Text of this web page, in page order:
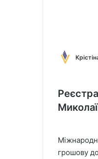
грошову